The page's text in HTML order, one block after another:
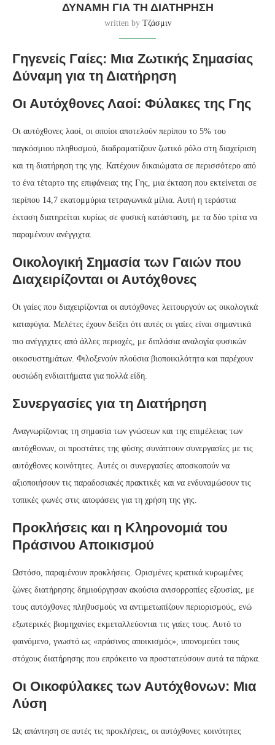
ΔΎΝΑΜΗ ΓΙΑ ΤΗ ΔΙΑΤΉΡΗΣΗ
written by Τζάσμιν
Γηγενείς Γαίες: Μια Ζωτικής Σημασίας
Δύναμη για τη Διατήρηση
Οι Αυτόχθονες Λαοί: Φύλακες της Γης
Οι αυτόχθονες λαοί, οι οποίοι αποτελούν περίπου το 5% του
παγκόσμιου πληθυσμού, διαδραματίζουν ζωτικό ρόλο στη διαχείριση
και τη διατήρηση της γης. Κατέχουν δικαιώματα σε περισσότερο από
το ένα τέταρτο της επιφάνειας της Γης, μια έκταση που εκτείνεται σε
περίπου 14,7 εκατομμύρια τετραγωνικά μίλια. Αυτή η τεράστια
έκταση διατηρείται κυρίως σε φυσική κατάσταση, με τα δύο τρίτα να
παραμένουν ανέγγιχτα.
Οικολογική Σημασία των Γαιών που
Διαχειρίζονται οι Αυτόχθονες
Οι γαίες που διαχειρίζονται οι αυτόχθονες λειτουργούν ως οικολογικά
καταφύγια. Μελέτες έχουν δείξει ότι αυτές οι γαίες είναι σημαντικά
πιο ανέγγιχτες από άλλες περιοχές, με διπλάσια αναλογία φυσικών
οικοσυστημάτων. Φιλοξενούν πλούσια βιοποικιλότητα και παρέχουν
ουσιώδη ενδιαιτήματα για πολλά είδη.
Συνεργασίες για τη Διατήρηση
Αναγνωρίζοντας τη σημασία των γνώσεων και της επιμέλειας των
αυτόχθονων, οι προστάτες της φύσης συνάπτουν συνεργασίες με τις
αυτόχθονες κοινότητες. Αυτές οι συνεργασίες αποσκοπούν να
αξιοποιήσουν τις παραδοσιακές πρακτικές και να ενδυναμώσουν τις
τοπικές φωνές στις αποφάσεις για τη χρήση της γης.
Προκλήσεις και η Κληρονομιά του
Πράσινου Αποικισμού
Ωστόσο, παραμένουν προκλήσεις. Ορισμένες κρατικά κυρωμένες
ζώνες διατήρησης δημιούργησαν ακούσια ανισορροπίες εξουσίας, με
τους αυτόχθονες πληθυσμούς να αντιμετωπίζουν περιορισμούς, ενώ
εξωτερικές βιομηχανίες εκμεταλλεύονται τις γαίες τους. Αυτό το
φαινόμενο, γνωστό ως «πράσινος αποικισμός», υπονομεύει τους
στόχους διατήρησης που επρόκειτο να προστατεύσουν αυτά τα πάρκα.
Οι Οικοφύλακες των Αυτόχθονων: Μια
Λύση
Ως απάντηση σε αυτές τις προκλήσεις, οι αυτόχθονες κοινότητες